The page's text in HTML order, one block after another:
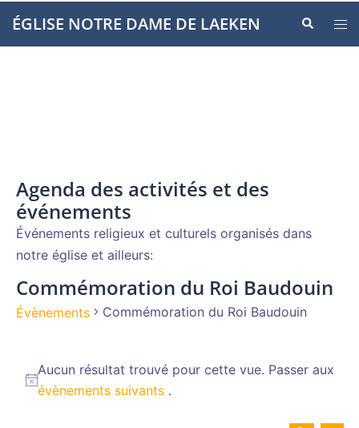
Aller
auÉGLISE NOTRE DAME DE LAEKEN
le
Agenda des activités et des
événements
Événements religieux et culturels organisés dans
notre église et ailleurs:
Commémoration du Roi Baudouin
Évènements Commémoration du Roi Baudouin
Notice
Aucun résultat trouvé pour cette vue. Passer aux
évènements suivants .